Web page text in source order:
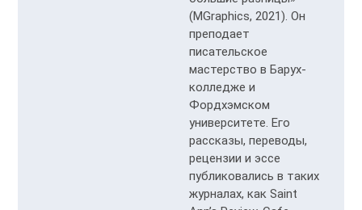
(MGraphics, 2021). Он
преподает
писательское
мастерство в Барух-
колледже и
Фордхэмском
университете. Его
рассказы, переводы,
рецензии и эссе
публиковались в таких
журналах, как Saint